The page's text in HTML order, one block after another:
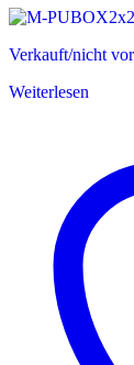
Verkauft/nicht
Weiterlesen